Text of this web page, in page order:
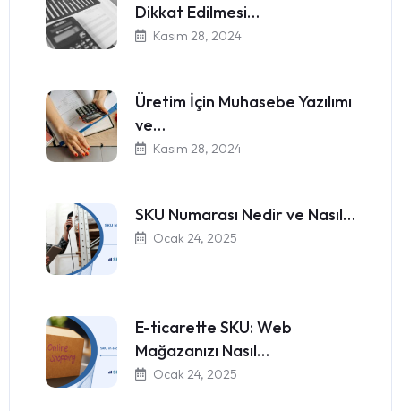
Dikkat Edilmesi…
Kasım 28, 2024
Üretim İçin Muhasebe Yazılımı
ve…
Kasım 28, 2024
SKU Numarası Nedir ve Nasıl…
Ocak 24, 2025
E-ticarette SKU: Web
Mağazanızı Nasıl…
Ocak 24, 2025